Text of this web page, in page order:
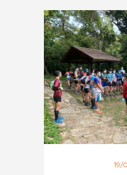
19/